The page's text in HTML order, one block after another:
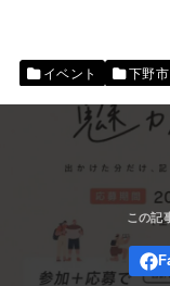
イベント 下野市